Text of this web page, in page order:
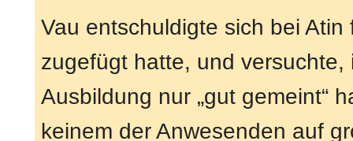
Vau entschuldigte sich bei
zugefügt hatte, und
Ausbildung nur „gut gemeint“
keinem der Anwesenden auf